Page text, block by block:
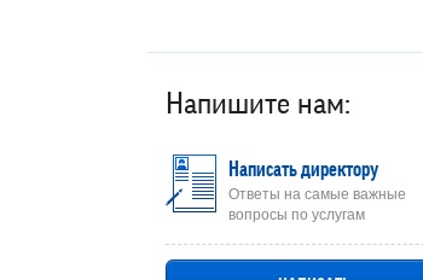
Напишите нам:
Написать директору
Ответы на самые важные
вопросы по услугам